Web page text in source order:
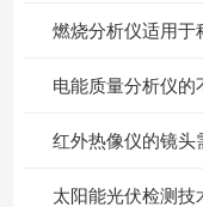
燃烧分析仪适用于
电能质量分析仪的
红外热像仪的镜头
太阳能光伏检测技